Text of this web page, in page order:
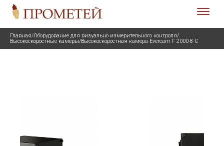
Главная/Оборудование для визуально измерительного контроля/
Высокоскоростные камеры/Высокоскоростная камера Evercam F 2000-8-С